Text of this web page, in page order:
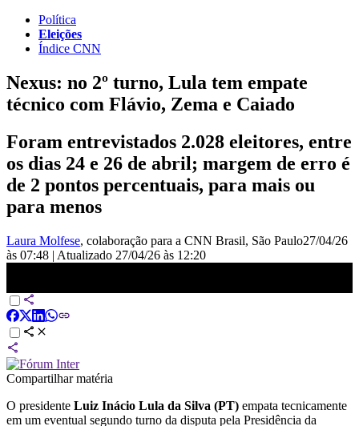
Política
Eleições
Índice CNN
Nexus: no 2º turno, Lula tem empate
técnico com Flávio, Zema e Caiado
Foram entrevistados 2.028 eleitores, entre
os dias 24 e 26 de abril; margem de erro é
de 2 pontos percentuais, para mais ou
para menos
Laura Molfese, colaboração para a CNN Brasil, São Paulo27/04/26
às 07:48 | Atualizado 27/04/26 às 12:20
Compartilhar matéria
O presidente Luiz Inácio Lula da Silva (PT) empata tecnicamente
em um eventual segundo turno da disputa pela Presidência da